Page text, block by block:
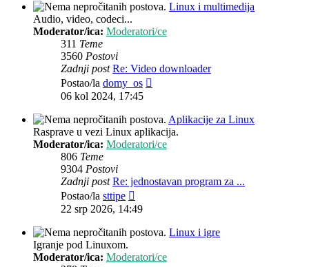
Linux i multimedija
Audio, video, codeci...
Moderator/ica: Moderatori/ce
311 Teme
3560 Postovi
Zadnji post Re: Video downloader
Postao/la domy_os
06 kol 2024, 17:45
Aplikacije za Linux
Rasprave u vezi Linux aplikacija.
Moderator/ica: Moderatori/ce
806 Teme
9304 Postovi
Zadnji post Re: jednostavan program za ...
Postao/la sttipe
post
22 srp 2026, 14:49
Linux i igre
Igranje pod Linuxom.
Moderator/ica: Moderatori/ce